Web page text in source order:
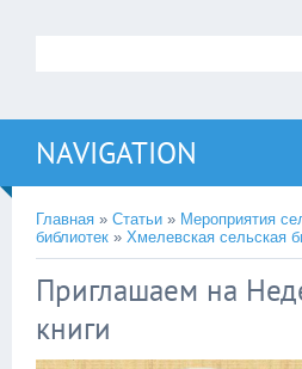
NAVIGATION
Главная » Статьи » Мероприятия
библиотек » Хмелевcкая сельская
Приглашаем на
книги